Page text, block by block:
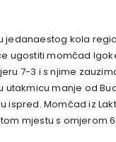
jedanaestog kola
ugostiti momčad
7-3 i s njime
utakmicu manje od
ispred. Momčad iz
mjestu s omjerom